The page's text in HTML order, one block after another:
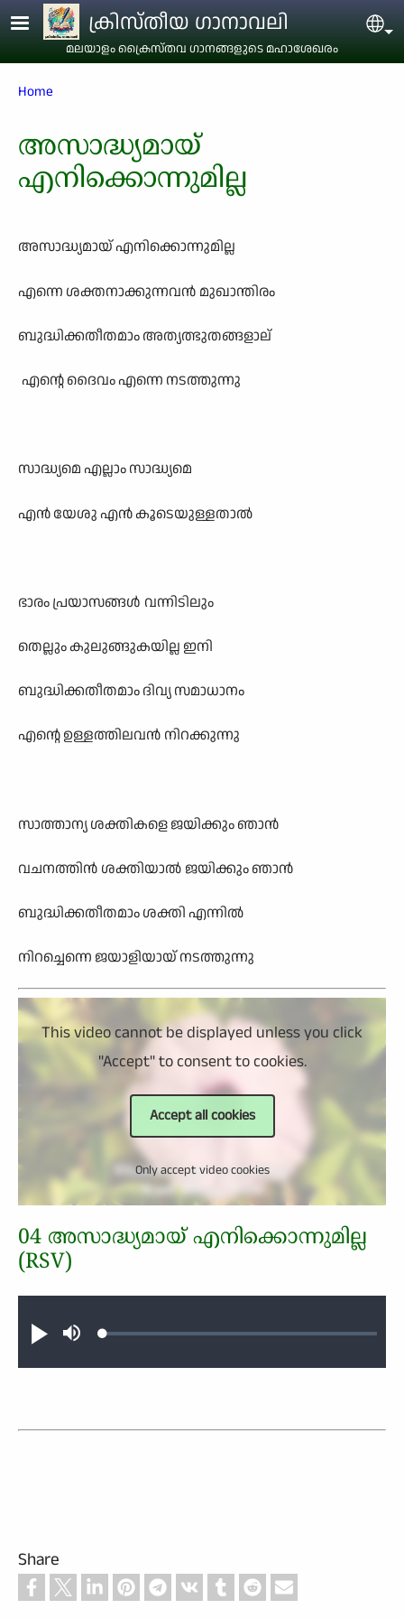
Skip to main contentക്രിസ്തീയ ഗാനാവലി
മലയാളം ക്രൈസ്തവ ഗാനങ്ങളുടെ മഹാശേഖരം
Breadcrumb
Home
അസാദ്ധ‍്യമായ്
എനിക്കൊന്നുമില്ല
അസാദ്ധ്യമായ്എനിക്കൊന്നുമില്ല
എന്നെ ശക്തനാക്കുന്നവന് മുഖാന്തിരം
ബുദ്ധിക്കതീതമാംഅത്യത്ഭുതങ്ങളാല്
എന്റെദൈവംഎന്നെ നടത്തുന്നു
സാദ്ധ്യമെ എല്ലാംസാദ്ധ്യമെ
എന്യേശു എന്കൂടെയുള്ളതാല്
ഭാരംപ്രയാസങ്ങള് വന്നിടിലും
തെല്ലുംകുലുങ്ങുകയില്ല ഇനി
ബുദ്ധിക്കതീതമാംദിവസമാധാനം
എന്റെഉള്ളത്തിലവന് നിറക്കുന്നു
സാത്താനശക്തികളെജയിക്കുംഞാന്
വചനത്തിന് ശക്തിയാല് ജയിക്കുംഞാന്
ബുദ്ധിക്കതീതമാംശക്തി എന്നില്
നിറച്ചെന്നെ ജയാളിയായ്നടത്തുന്നു
This video cannot be displayed unless you click
"Accept" to consent to cookies.
Accept all cookies
Only accept video cookies
Play MuteLoaded:
04 അസാദ്ധ‍്യമായ് എനിക്കൊന്നുമില്ല
(RSV)
Share